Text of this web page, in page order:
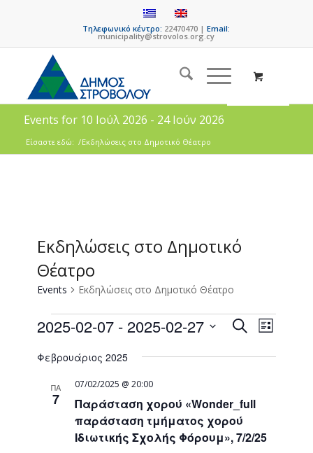
Τηλεφωνικό κέντρο: 22470470 |Email:
municipality@strovolos.org.cy
Events for 10 Ιούλ 2026 - 24 Ιούν 2026
Είσαστε εδώ: /Εκδηλώσεις στο Δημοτικό Θέατρο
Εκδηλώσεις στο Δημοτικό
Θέατρο
Events Εκδηλώσεις στο Δημοτικό Θέατρο
Events
SearchEvent
Views
List
2025-02-07 - 2025-02-27
date.
Φεβρουάριος 2025
ΠΑ
7
Παράσταση χορού «Wonder_full
παράσταση τμήματος χορού
Ιδιωτικής Σχολής Φόρουμ», 7/2/25
07/02/2025 @ 20:00